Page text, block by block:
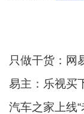
只做干货：网
易主：乐视买
汽车之家上线“